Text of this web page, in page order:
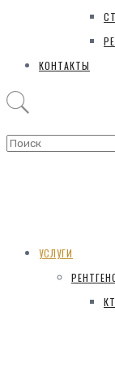
КОНТАКТЫ
УСЛУГИ